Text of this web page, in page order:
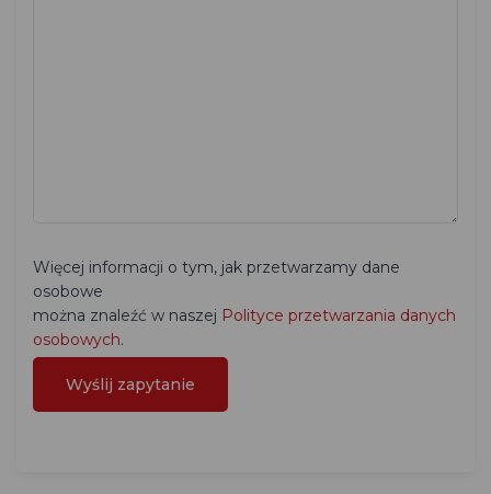
Więcej informacji o tym, jak przetwarzamy dane
osobowe
można znaleźć w naszej Polityce przetwarzania danych
osobowych.